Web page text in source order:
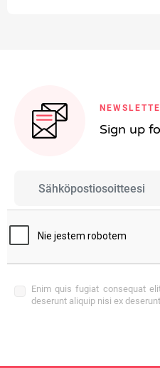
Sign up
Enim quis fugiat consequat
deserunt aliquip nisi ex